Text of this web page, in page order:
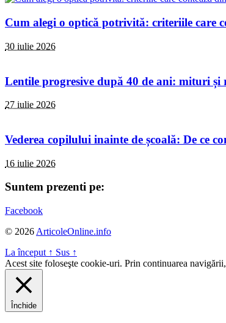
Cum alegi o optică potrivită: criteriile care
30 iulie 2026
Lentile progresive după 40 de ani: mituri și
27 iulie 2026
Vederea copilului inainte de școală: De ce
16 iulie 2026
Suntem prezenti pe:
Facebook
© 2026 ArticoleOnline.info
La început ↑ Sus ↑
Acest site foloseşte cookie-uri. Prin continuarea
Închide